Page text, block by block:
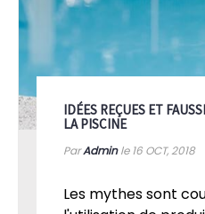
IDÉES REÇUES ET
LA PISCINE
ParAdminle 16 OCT, 2018
Les mythes sont